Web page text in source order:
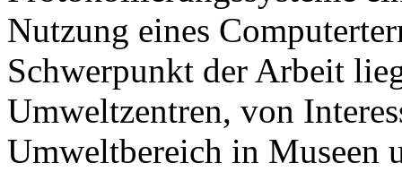
Nutzung eines
Schwerpunkt der Arbeit
Umweltzentren, von
Umweltbereich in Museen